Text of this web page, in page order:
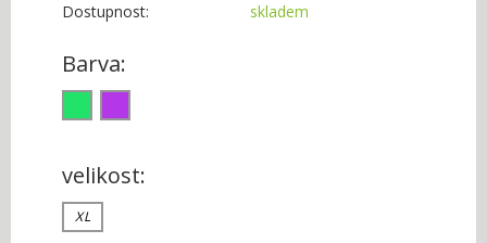
Dostupnost: skladem
Barva:
velikost:
XL